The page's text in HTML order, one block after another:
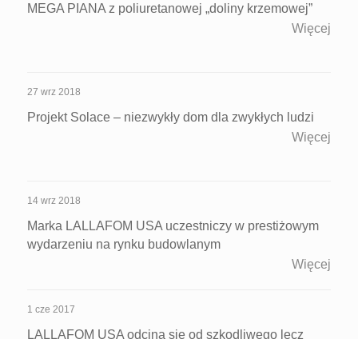
MEGA PIANA z poliuretanowej „doliny krzemowej”
Więcej
27 wrz 2018
Projekt Solace – niezwykły dom dla zwykłych ludzi
Więcej
14 wrz 2018
Marka LALLAFOM USA uczestniczy w prestiżowym
wydarzeniu na rynku budowlanym
Więcej
1 cze 2017
LALLAFOM USA odcina się od szkodliwego lecz